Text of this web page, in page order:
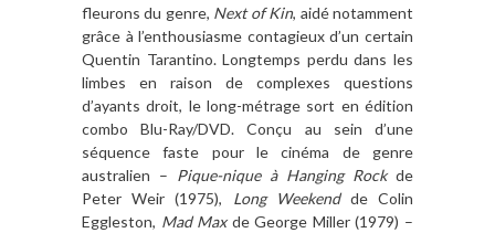
fleurons du genre, Next of Kin, aidé notamment
grâce à l’enthousiasme contagieux d’un certain
Quentin Tarantino. Longtemps perdu dans les
limbes en raison de complexes questions
d’ayants droit, le long-métrage sort en édition
combo Blu-Ray/DVD. Conçu au sein d’une
séquence faste pour le cinéma de genre
australien – Pique-nique à Hanging Rockde
Peter Weir (1975), Long Weekendde Colin
Eggleston, Mad Maxde George Miller (1979) –